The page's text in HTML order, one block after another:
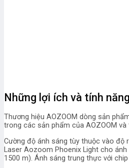
Những lợi ích và tính
Thương hiệu AOZOOM dòng sản
trong các sản phẩm của AOZOOM
Cường độ ánh sáng tùy thuộc vào độ
Laser Aozoom Phoenix Light cho
1500 m). Ánh sáng trung thực với chip